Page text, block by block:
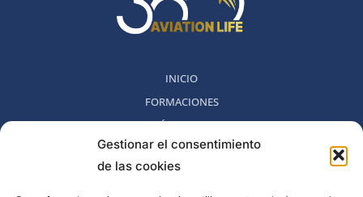
Gestionar el consentimiento
de las cookies
INICIO
FORMACIONES
MÉTODO 360
COMUNIDAD
NOSOTROS